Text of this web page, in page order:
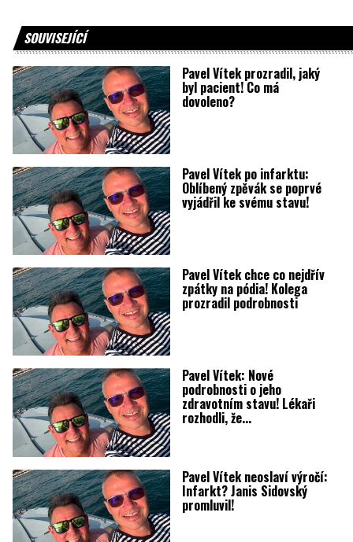
SOUVISEJÍCÍ
Pavel Vítek prozradil, jaký
byl pacient! Co má
dovoleno?
Pavel Vítek po infarktu:
Oblíbený zpěvák se poprvé
vyjádřil ke svému stavu!
Pavel Vítek chce co nejdřív
zpátky na pódia! Kolega
prozradil podrobnosti
Pavel Vítek: Nové
podrobnosti o jeho
zdravotním stavu! Lékaři
rozhodli, že...
Pavel Vítek neoslaví výročí:
Infarkt? Janis Sidovský
promluvil!